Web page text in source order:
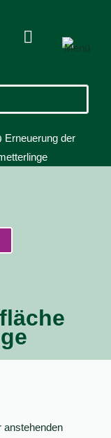

Erneuerung der
anstehenden